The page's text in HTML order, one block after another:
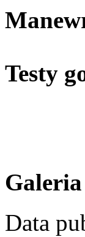
Testy
Data